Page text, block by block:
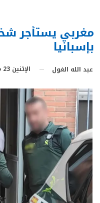
مغربي يستأجر
بإسبانيا
عبد الله الغول الإثنين 23 مارس 2026 - 20:00